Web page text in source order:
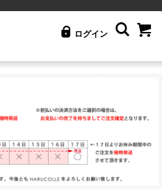
ログイン